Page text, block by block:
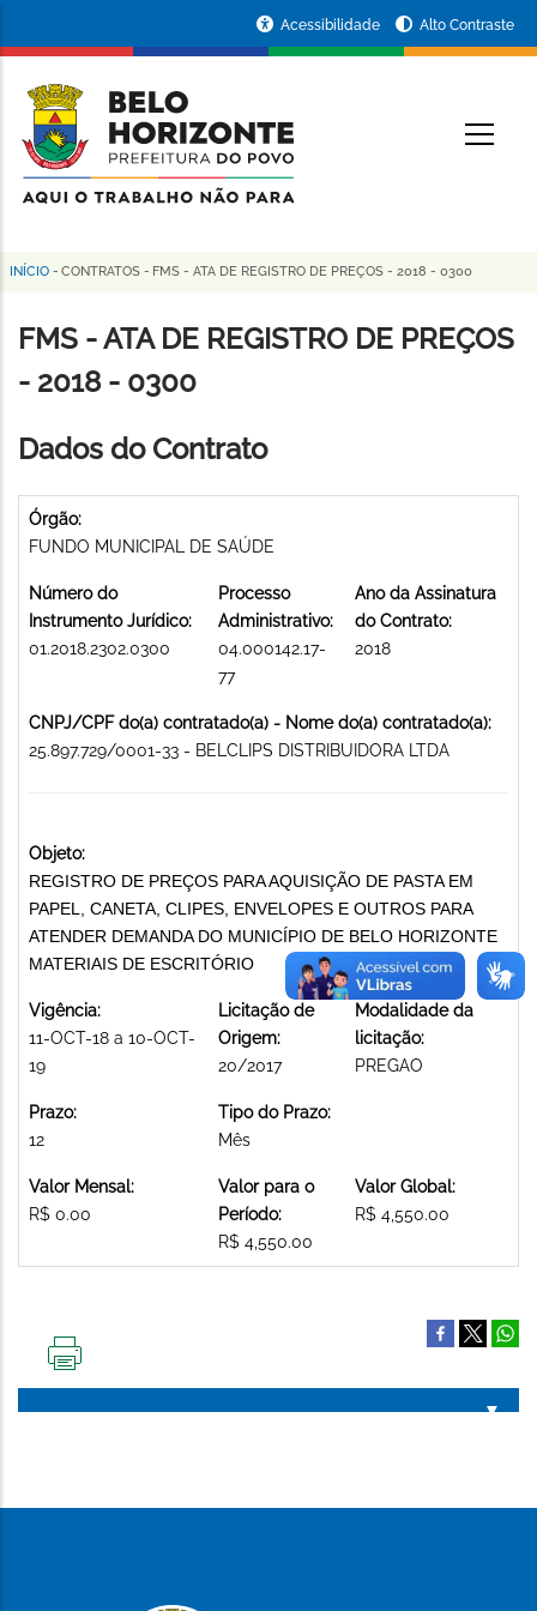
conteúdo
principal
da
Prefeitura
de
Horizonte
Acessibilidade Alto Contraste
Trilha
de
navegação
INÍCIO - CONTRATOS - FMS - ATA DE REGISTRO DE PREÇOS - 2018 - 0300
FMS - ATA DE REGISTRO DE PREÇOS
- 2018 - 0300
Dados do Contrato
Órgão:
FUNDO MUNICIPAL DE SAÚDE
Número do
Instrumento Jurídico:
01.2018.2302.0300
Processo
Administrativo:
04.000142.17-
77
Ano da Assinatura
do Contrato:
2018
CNPJ/CPF do(a) contratado(a) - Nome do(a) contratado(a):
25.897.729/0001-33 - BELCLIPS DISTRIBUIDORA LTDA
Objeto:
REGISTRO DE PREÇOS PARA AQUISIÇÃO DE PASTA EM
PAPEL, CANETA, CLIPES, ENVELOPES E OUTROS PARA
ATENDER DEMANDA DO MUNICÍPIO DE BELO HORIZONTE
MATERIAIS DE ESCRITÓRIO
Vigência:
11-OCT-18 a 10-OCT-
19
Licitação de
Origem:
20/2017
Modalidade da
licitação:
PREGAO
Prazo:
12
Tipo do Prazo:
Mês
Valor Mensal:
R$ 0.00
Valor para o
Período:
R$ 4,550.00
Valor Global:
R$ 4,550.00
PÁGINA